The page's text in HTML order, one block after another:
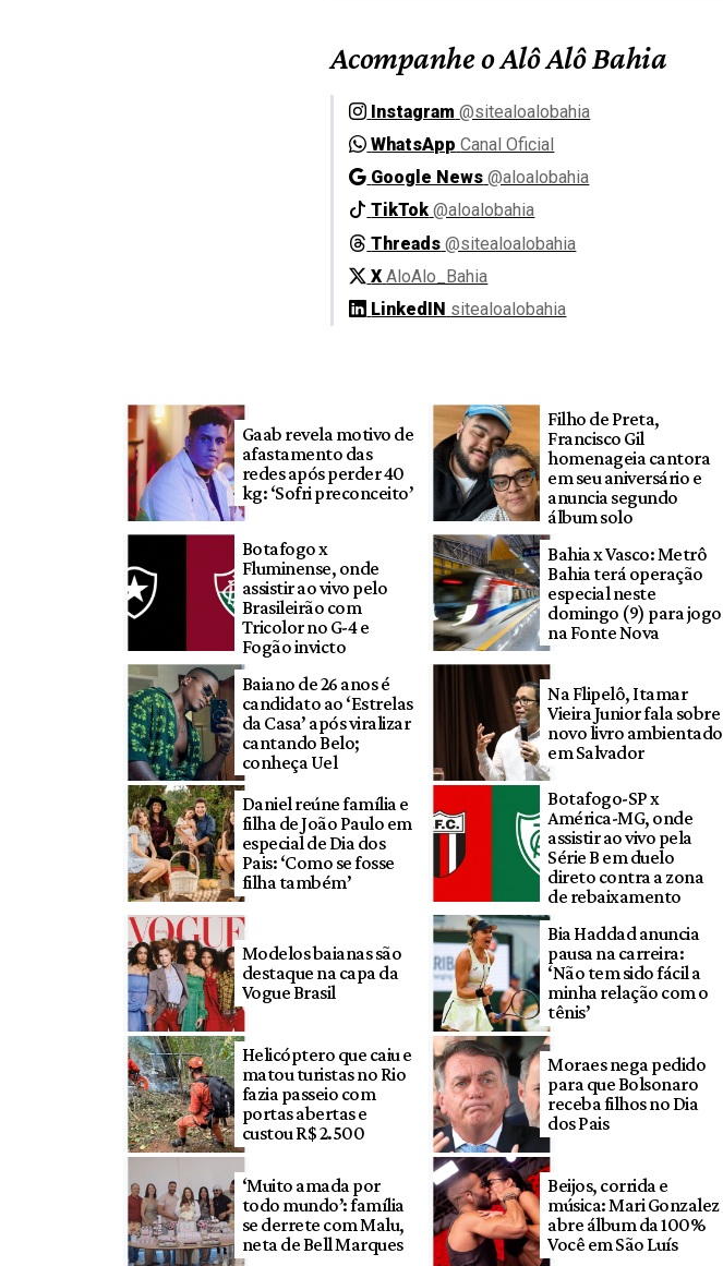
Acompanhe o Alô Alô Bahia
Instagram @sitealoalobahia
WhatsApp Canal Oficial
Google News @aloalobahia
TikTok @aloalobahia
Threads @sitealoalobahia
X AloAlo_Bahia
LinkedIN sitealoalobahia
Gaab revela motivo de
afastamento das
redes após perder 40
kg: ‘Sofri preconceito’
Filho de Preta,
Francisco Gil
homenageia cantora
em seu aniversário e
anuncia segundo
álbum solo
Botafogo x
Fluminense, onde
assistir ao vivo pelo
Brasileirão com
Tricolor no G-4 e
Fogão invicto
Bahia x Vasco: Metrô
Bahia terá operação
especial neste
domingo (9) para jogo
na Fonte Nova
Baiano de 26 anos é
candidato ao ‘Estrelas
da Casa’ após viralizar
cantando Belo;
conheça Uel
Na Flipelô, Itamar
Vieira Junior fala sobre
novo livro ambientado
em Salvador
Daniel reúne família e
filha de João Paulo em
especial de Dia dos
Pais: ‘Como se fosse
filha também’
Botafogo-SP x
América-MG, onde
assistir ao vivo pela
Série B em duelo
direto contra a zona
de rebaixamento
Modelos baianas são
destaque na capa da
Vogue Brasil
Bia Haddad anuncia
pausa na carreira:
‘Não tem sido fácil a
minha relação com o
tênis’
Helicóptero que caiu e
matou turistas no Rio
fazia passeio com
portas abertas e
custou R$ 2.500
Moraes nega pedido
para que Bolsonaro
receba filhos no Dia
dos Pais
‘Muito amada por
todo mundo’: família
se derrete com Malu,
neta de Bell Marques
Beijos, corrida e
música: Mari Gonzalez
abre álbum da 100%
Você em São Luís